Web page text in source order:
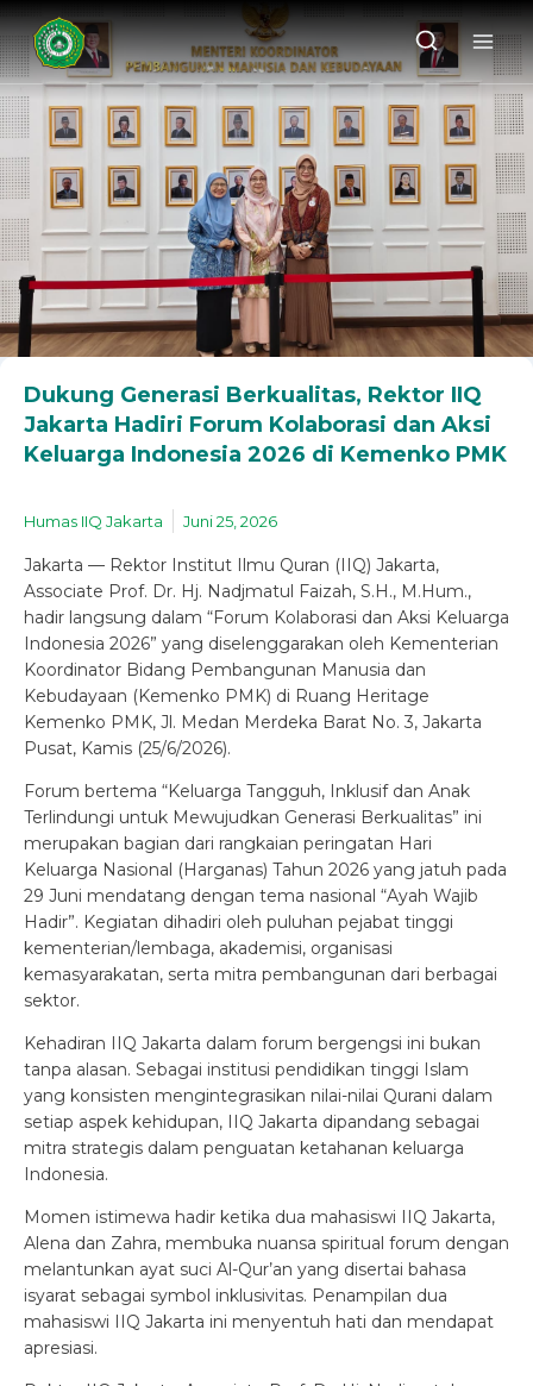
Dukung Generasi Berkualitas, Rektor IIQ
Jakarta Hadiri Forum Kolaborasi dan Aksi
Keluarga Indonesia 2026 di Kemenko PMK
Humas IIQ Jakarta Juni 25, 2026
Jakarta — Rektor Institut Ilmu Quran (IIQ) Jakarta,
Associate Prof. Dr. Hj. Nadjmatul Faizah, S.H., M.Hum.,
hadir langsung dalam “Forum Kolaborasi dan Aksi Keluarga
Indonesia 2026” yang diselenggarakan oleh Kementerian
Koordinator Bidang Pembangunan Manusia dan
Kebudayaan (Kemenko PMK) di Ruang Heritage
Kemenko PMK, Jl. Medan Merdeka Barat No. 3, Jakarta
Pusat, Kamis (25/6/2026).
Forum bertema “Keluarga Tangguh, Inklusif dan Anak
Terlindungi untuk Mewujudkan Generasi Berkualitas” ini
merupakan bagian dari rangkaian peringatan Hari
Keluarga Nasional (Harganas) Tahun 2026 yang jatuh pada
29 Juni mendatang dengan tema nasional “Ayah Wajib
Hadir”. Kegiatan dihadiri oleh puluhan pejabat tinggi
kementerian/lembaga, akademisi, organisasi
kemasyarakatan, serta mitra pembangunan dari berbagai
sektor.
Kehadiran IIQ Jakarta dalam forum bergengsi ini bukan
tanpa alasan. Sebagai institusi pendidikan tinggi Islam
yang konsisten mengintegrasikan nilai-nilai Qurani dalam
setiap aspek kehidupan, IIQ Jakarta dipandang sebagai
mitra strategis dalam penguatan ketahanan keluarga
Indonesia.
Momen istimewa hadir ketika dua mahasiswi IIQ Jakarta,
Alena dan Zahra, membuka nuansa spiritual forum dengan
melantunkan ayat suci Al-Qur’an yang disertai bahasa
isyarat sebagai symbol inklusivitas. Penampilan dua
mahasiswi IIQ Jakarta ini menyentuh hati dan mendapat
apresiasi.